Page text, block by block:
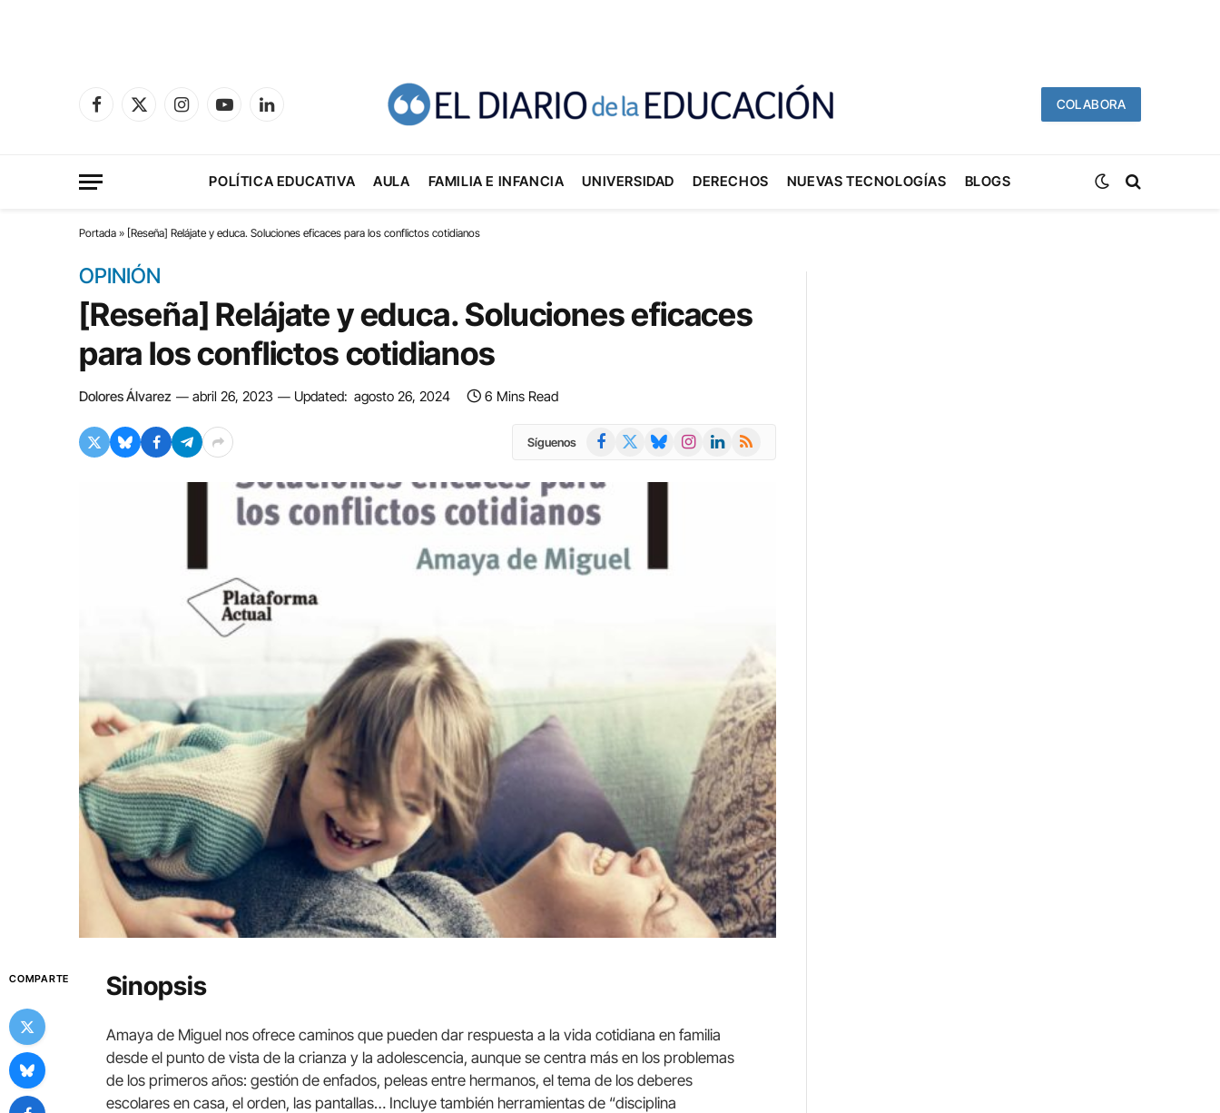
Facebook
X
InstagramYouTubeLinkedIn
COLABORA
POLÍTICA EDUCATIVA AULA FAMILIA E INFANCIA UNIVERSIDAD DERECHOS NUEVAS TECNOLOGÍAS BLOGS
Portada » [Reseña] Relájate y educa. Soluciones eficaces para los conflictos cotidianos
OPINIÓN
[Reseña] Relájate y educa. Soluciones eficaces
para los conflictos cotidianos
Dolores Álvarez abril 26, 2023 Updated: agosto 26, 2024 6 Mins Read
Síguenos Facebook BlueskyInstagramLinkedIn
RSS
COMPARTE Sinopsis
Amaya de Miguel nos ofrece caminos que pueden dar respuesta a la vida cotidiana en familia
desde el punto de vista de la crianza y la adolescencia, aunque se centra más en los problemas
de los primeros años: gestión de enfados, peleas entre hermanos, el tema de los deberes
escolares en casa, el orden, las pantallas… Incluye también herramientas de “disciplina